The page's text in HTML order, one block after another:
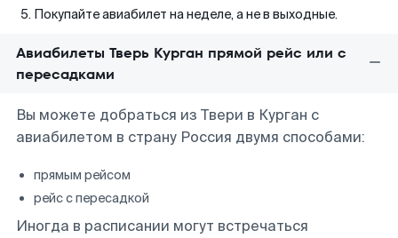
Покупайте авиабилет на неделе, а не в выходные.
Авиабилеты Тверь Курган прямой рейс или с
пересадками
Вы можете добраться из Твери в Курган с
авиабилетом в страну Россия двумя способами:
прямым рейсом
рейс с пересадкой
Иногда в расписании могут встречаться